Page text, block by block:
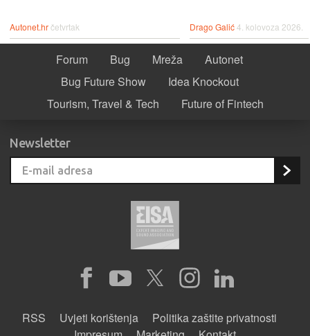
Autonet.hrčetvrtak Drago Galić4. kolovoza 2026.
Forum Bug Mreža
Autonet
Bug Future Show
Idea Knockout
Tourism, Travel & Tech
Future of Fintech
Newsletter
RSS Uvjeti korištenja
Politika zaštite privatnosti